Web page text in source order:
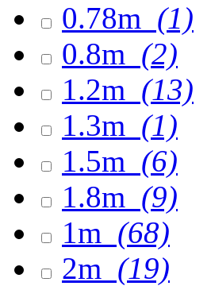
0.78m (1)
0.8m (2)
1.2m (13)
1.3m (1)
1.5m (6)
1.8m (9)
1m (68)
2m (19)